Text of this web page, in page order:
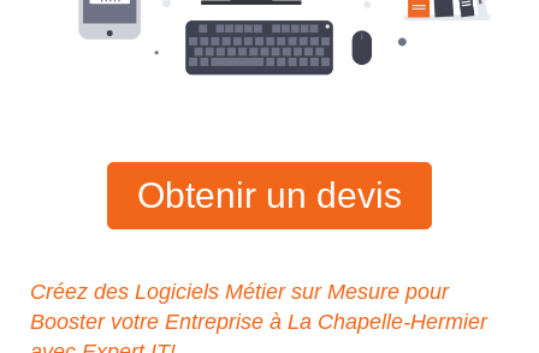
Obtenir un devis
Créez des Logiciels Métier sur Mesure pour
Booster votre Entreprise à La Chapelle-Hermier